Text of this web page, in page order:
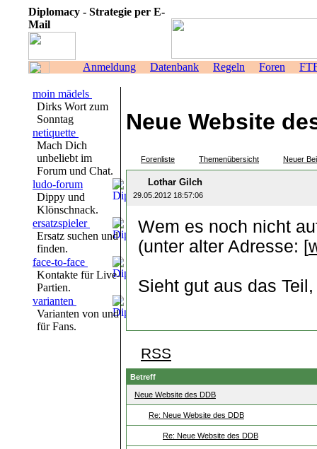
Diplomacy - Strategie per E-
Mail
Anmeldung Datenbank Regeln Foren
moin mädels
Dirks Wort zum
Sonntag
netiquette
Mach Dich
unbeliebt im
Forum und Chat.
ludo-forum
Dippy und
Klönschnack.
ersatzspieler
Ersatz suchen und
finden.
face-to-face
Kontakte für Live-
Partien.
varianten
Varianten von und
für Fans.
Neue Website
Forenliste Themenübersicht Neuer
Lothar Gilch
29.05.2012 18:57:06
Wem es noch nicht
(unter alter Adresse: [
Sieht gut aus das
RSS
Betreff
Neue Website des DDB
Re: Neue Website des DDB
Re: Neue Website des DDB